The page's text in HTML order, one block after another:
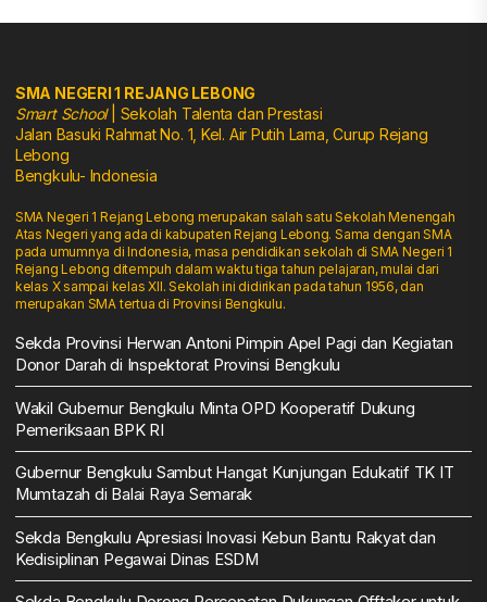
SMA NEGERI 1 REJANG LEBONG
Smart School| Sekolah Talenta dan Prestasi
Jalan Basuki Rahmat No. 1, Kel. Air Putih Lama, Curup Rejang
Lebong
Bengkulu- Indonesia
SMA Negeri 1 Rejang Lebong merupakan salah satu Sekolah Menengah
Atas Negeri yang ada di kabupaten Rejang Lebong. Sama dengan SMA
pada umumnya di Indonesia, masa pendidikan sekolah di SMA Negeri 1
Rejang Lebong ditempuh dalam waktu tiga tahun pelajaran, mulai dari
kelas X sampai kelas XII. Sekolah ini didirikan pada tahun 1956, dan
merupakan SMA tertua di Provinsi Bengkulu.
Sekda Provinsi Herwan Antoni Pimpin Apel Pagi dan Kegiatan
Donor Darah di Inspektorat Provinsi Bengkulu
Wakil Gubernur Bengkulu Minta OPD Kooperatif Dukung
Pemeriksaan BPK RI
Gubernur Bengkulu Sambut Hangat Kunjungan Edukatif TK IT
Mumtazah di Balai Raya Semarak
Sekda Bengkulu Apresiasi Inovasi Kebun Bantu Rakyat dan
Kedisiplinan Pegawai Dinas ESDM